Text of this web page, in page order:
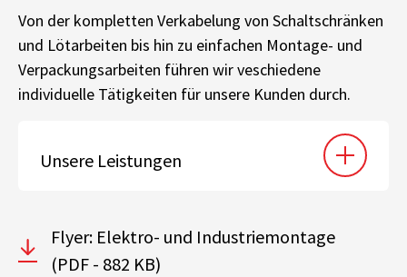
Von der kompletten Verkabelung von Schaltschränken
und Lötarbeiten bis hin zu einfachen Montage- und
Verpackungsarbeiten führen wir veschiedene
individuelle Tätigkeiten für unsere Kunden durch.
Unsere Leistungen
Flyer: Elektro- und Industriemontage
(PDF - 882 KB)